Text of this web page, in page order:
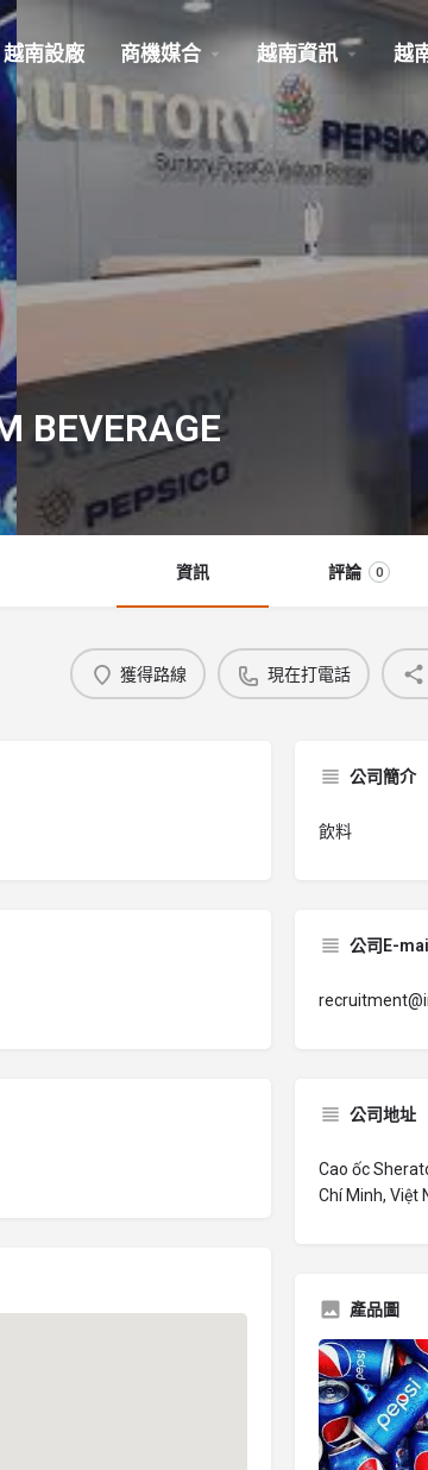
越南設廠 商機媒合 越南資訊 越
BEVERAGE
資訊 評論 0
獲得路線 現在打電話
公司簡介
飲料
公司E-mail
公司地址
Cao ốc
Chí Minh, Việt
產品圖